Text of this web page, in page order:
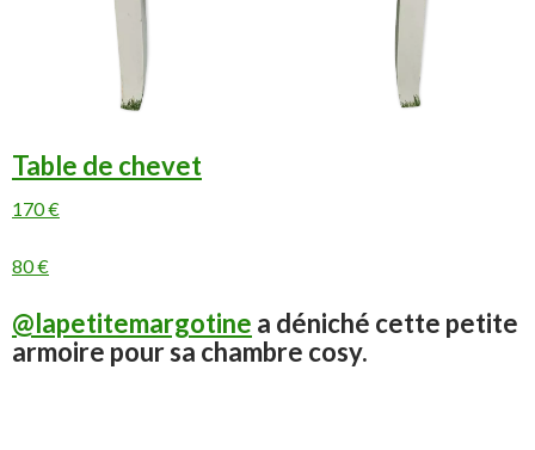
Table de chevet
170 €
80 €
@lapetitemargotine a déniché cette petite
armoire pour sa chambre cosy.